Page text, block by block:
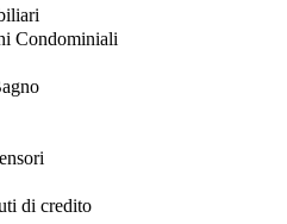
Condominiali
di credito